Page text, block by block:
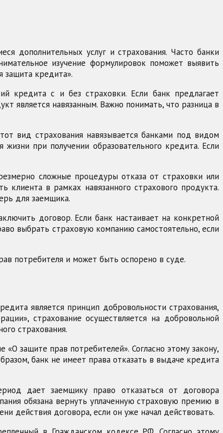
дополнительных услуг и страхования. Часто банки
изучение формулировок поможет выявить
защита кредита».
кредита с и без страховки. Если банк предлагает
является навязанным. Важно понимать, что разница в
вид страхования навязывается банками под видом
жизни при получении образовательного кредита. Если
сложные процедуры отказа от страховки или
в рамках навязанного страхового продукта.
для заемщика.
договор. Если банк настаивает на конкретной
выбрать страховую компанию самостоятельно, если
потребителя и может быть оспорено в суде.
является принцип добровольности страхования,
страхование осуществляется на добровольной
страхования.
защите прав потребителей». Согласно этому закону,
банк не имеет права отказать в выдаче кредита
дает заемщику право отказаться от договора
обязана вернуть уплаченную страховую премию в
действия договора, если он уже начал действовать.